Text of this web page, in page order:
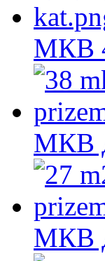
МКВ
МКВ
МКВ